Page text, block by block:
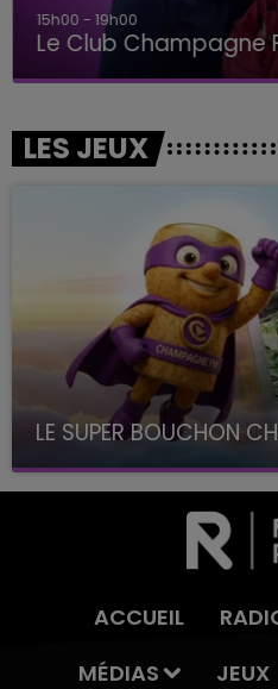
15h00 - 19h00
Le Club Champagne
LES JEUX
LE SUPER BOUCHON
avec La Famille
ACCUEIL
MÉDIAS
JEUX